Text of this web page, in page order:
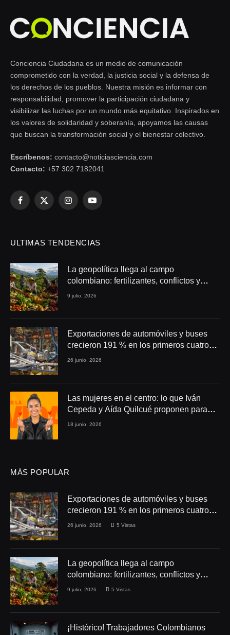
Conciencia Ciudadana es un medio de comunicación
comprometido con la verdad, la justicia social y la defensa de
los derechos de los pueblos. Nuestra misión es informar con
responsabilidad, promover la participación ciudadana y
visibilizar las luchas por un mundo más equitativo. Inspirados en
los valores de solidaridad y soberanía, apoyamos las causas
que buscan la transformación social y el bienestar colectivo.
Escríbenos: contacto@noticiasciencia.com
Contacto: +57 302 7182041
Facebook
X
InstagramYouTube
ULTIMAS TENDENCIAS
La geopolítica llega al campo
colombiano: fertilizantes, conflictos y
seguridad alimentaria
9 julio, 2026
Exportaciones de automóviles y buses
crecieron 191 % en los primeros cuatro
meses de 2026
26 junio, 2026
Las mujeres en el centro: lo que Iván
Cepeda y Aída Quilcué proponen para
Colombia
18 junio, 2026
MÁS POPULAR
Exportaciones de automóviles y buses
crecieron 191 % en los primeros cuatro
meses de 2026
26 junio, 2026 5 Vistas
La geopolítica llega al campo
colombiano: fertilizantes, conflictos y
seguridad alimentaria
9 julio, 2026 5 Vistas
¡Histórico! Trabajadores Colombianos